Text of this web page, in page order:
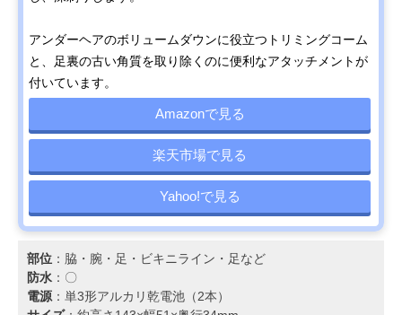
アンダーヘアのボリュームダウンに役立つトリミングコーム
と、足裏の古い角質を取り除くのに便利なアタッチメントが
付いています。
Amazonで見る
楽天市場で見る
Yahoo!で見る
部位 ：脇・腕・足・ビキニライン・足など
防水 ：〇
電源：単3形アルカリ乾電池（2本）